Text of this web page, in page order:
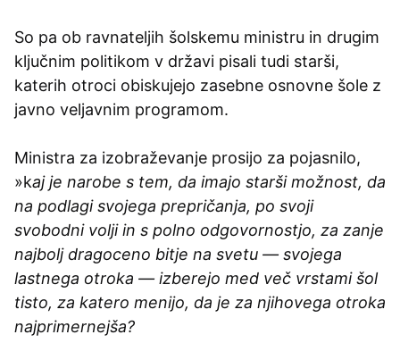
So pa ob ravnateljih šolskemu ministru in drugim
ključnim politikom v državi pisali tudi starši,
katerih otroci obiskujejo zasebne osnovne šole z
javno veljavnim programom.
Ministra za izobraževanje prosijo za pojasnilo,
»kaj je narobe s tem, da imajo starši možnost, da
na podlagi svojega prepričanja, po svoji
svobodni volji in s polno odgovornostjo, za zanje
najbolj dragoceno bitje na svetu — svojega
lastnega otroka — izberejo med več vrstami šol
tisto, za katero menijo, da je za njihovega otroka
najprimernejša?